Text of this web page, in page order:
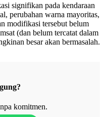
signifikan pada kendaraan
perubahan warna mayoritas,
modifikasi tersebut belum
(dan belum tercatat dalam
besar akan bermasalah.
komitmen.